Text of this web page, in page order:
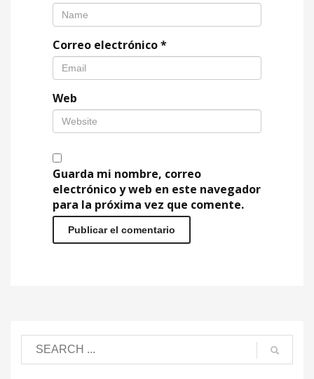
Correo electrónico*
Web
Guarda mi nombre, correo
electrónico y web en este navegador
para la próxima vez que comente.